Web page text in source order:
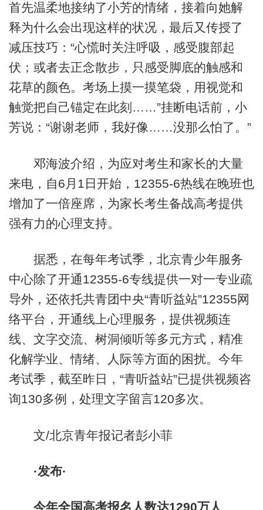
首先温柔地接纳了小芳的情绪，接着向她解
释为什么会出现这样的状况，最后又传授了
减压技巧：“心慌时关注呼吸，感受腹部起
伏；或者去正念散步，只感受脚底的触感和
花草的颜色。考场上摸一摸笔袋，用视觉和
触觉把自己锚定在此刻……”挂断电话前，小
芳说：“谢谢老师，我好像……没那么怕了。”
邓海波介绍，为应对考生和家长的大量
来电，自6月1日开始，12355-6热线在晚班也
增加了一倍座席，为家长考生备战高考提供
强有力的心理支持。
据悉，在每年考试季，北京青少年服务
中心除了开通12355-6专线提供一对一专业疏
导外，还依托共青团中央“青听益站”12355网
络平台，开通线上心理服务，提供视频连
线、文字交流、树洞倾听等多元方式，精准
化解学业、情绪、人际等方面的困扰。今年
考试季，截至昨日，“青听益站”已提供视频咨
询130多例，处理文字留言120多次。
文/北京青年报记者彭小菲
·发布·
今年全国高考报名人数达1290万人